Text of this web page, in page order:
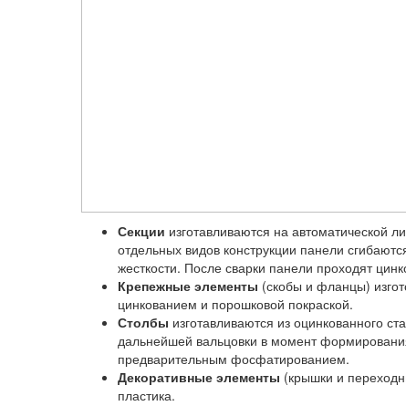
Секции изготавливаются на автоматической
отдельных видов конструкции панели
жесткости. После сварки панели проходят
Крепежные элементы (скобы и фланцы)
цинкованием и порошковой покраской.
Столбы изготавливаются из оцинкованного
дальнейшей вальцовки в момент
предварительным фосфатированием.
Декоративные элементы (крышки и
пластика.